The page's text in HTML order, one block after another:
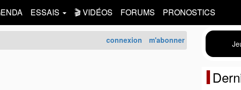
ESSAIS 🎬 VIDÉOS FORUMS PRONOSTICS
connexion m'abonner